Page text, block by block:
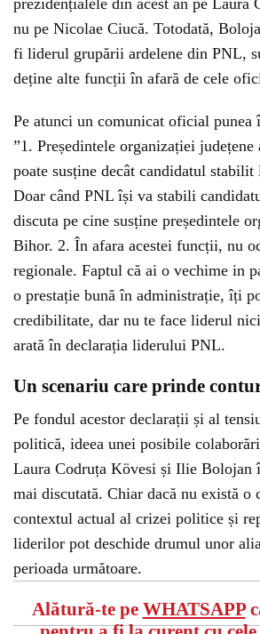
prezidențialele din acest an pe Laura
nu pe Nicolae Ciucă. Totodată,
fi liderul grupării ardelene din PNL,
deține alte funcții în afară de cele
Pe atunci un comunicat oficial punea
”1. Președintele organizației
poate susține decât candidatul
Doar când PNL își va stabili
discuta pe cine susține președintele
Bihor. 2. În afara acestei funcții, nu
regionale. Faptul că ai o vechime in
o prestație bună în administrație, îți
credibilitate, dar nu te face liderul
arată în declarația liderului PNL.
Un scenariu care prinde
Pe fondul acestor declarații și al
politică, ideea unei posibile
Laura Codruța Kövesi și Ilie Bolojan
mai discutată. Chiar dacă nu există
contextul actual al crizei politice și
liderilor pot deschide drumul unor
perioada următoare.
Alătură-te pe WHATSAPP